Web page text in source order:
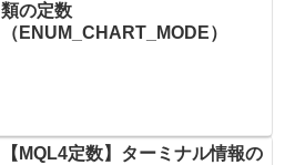
類の定数
（ENUM_CHART_MODE）
【MQL4定数】ターミナル情報の